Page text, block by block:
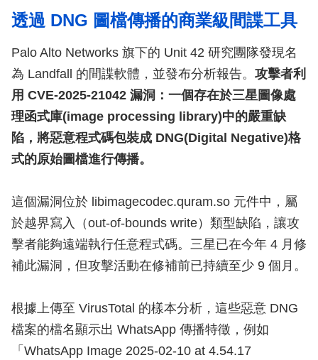
透過 DNG 圖檔傳播的商業級間諜工具
Palo Alto Networks 旗下的 Unit 42 研究團隊發現名
為 Landfall 的間諜軟體，並發布分析報告。 攻擊者利
用 CVE-2025-21042 漏洞：一個存在於三星圖像處
理函式庫(image processing library)中的嚴重缺
陷，將惡意程式碼包裝成 DNG(Digital Negative)格
式的原始圖檔進行傳播。
這個漏洞位於 libimagecodec.quram.so 元件中，屬
於越界寫入（out-of-bounds write）類型缺陷，讓攻
擊者能夠遠端執行任意程式碼。三星已在今年 4 月修
補此漏洞，但攻擊活動在修補前已持續至少 9 個月。
根據上傳至 VirusTotal 的樣本分析，這些惡意 DNG
檔案的檔名顯示出 WhatsApp 傳播特徵，例如
「WhatsApp Image 2025-02-10 at 4.54.17